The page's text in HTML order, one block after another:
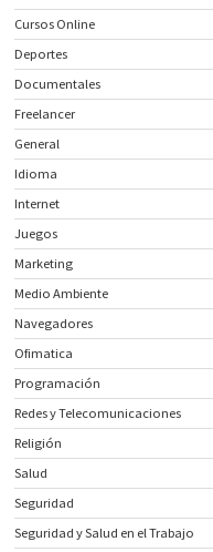
Cursos Online
Deportes
Documentales
Freelancer
General
Idioma
Internet
Juegos
Marketing
Medio Ambiente
Navegadores
Ofimatica
Programación
Redes y Telecomunicaciones
Religión
Salud
Seguridad
Seguridad y Salud en el Trabajo